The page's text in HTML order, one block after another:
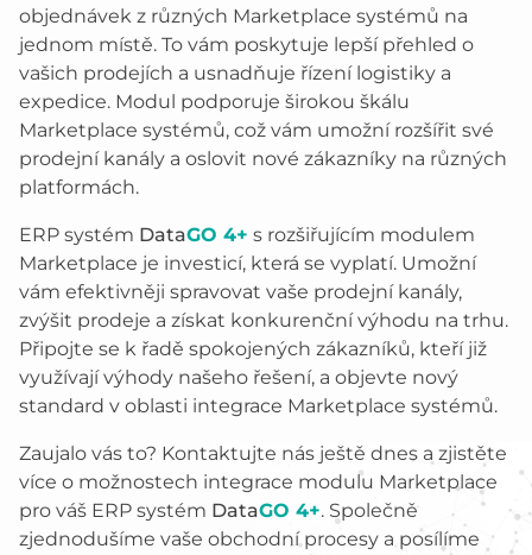
objednávek z různých Marketplace systémů na
jednom místě. To vám poskytuje lepší přehled o
vašich prodejích a usnadňuje řízení logistiky a
expedice. Modul podporuje širokou škálu
Marketplace systémů, což vám umožní rozšířit své
prodejní kanály a oslovit nové zákazníky na různých
platformách.
ERP systém DataGO 4+ s rozšiřujícím modulem
Marketplace je investicí, která se vyplatí. Umožní
vám efektivněji spravovat vaše prodejní kanály,
zvýšit prodeje a získat konkurenční výhodu na trhu.
Připojte se k řadě spokojených zákazníků, kteří již
využívají výhody našeho řešení, a objevte nový
standard v oblasti integrace Marketplace systémů.
Zaujalo vás to? Kontaktujte nás ještě dnes a zjistěte
více o možnostech integrace modulu Marketplace
pro váš ERP systém DataGO 4+. Společně
zjednodušíme vaše obchodní procesy a posílíme